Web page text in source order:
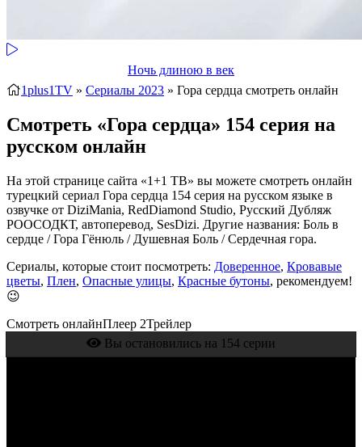
Ночь длиною в век
1plus1TV » Сериалы 2023 » Гора сердца смотреть онлайн
Смотреть «Гора сердца» 154 серия на
русском онлайн
На этой странице сайта «1+1 ТВ» вы можете смотреть онлайн
турецкий сериал Гора сердца 154 серия на русском языке в
озвучке от DiziMania, RedDiamond Studio, Русский Дубляж
РООСОДКТ, автоперевод, SesDizi. Другие названия: Боль в
сердце / Гора Гёнюль / Душевная Боль / Сердечная гора.
Сериалы, которые стоит посмотреть: Доверенное, Кровавые
цветы, Плен, Опасные улицы, Красные бутоны, рекомендуем!
😉
Смотреть онлайнПлеер 2Трейлер
Вы остановились на 154 серии